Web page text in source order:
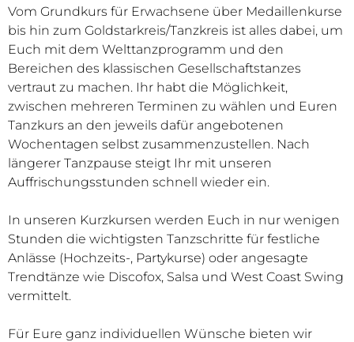
Vom Grundkurs für Erwachsene über Medaillenkurse
bis hin zum Goldstarkreis/Tanzkreis ist alles dabei, um
Euch mit dem Welttanzprogramm und den
Bereichen des klassischen Gesellschaftstanzes
vertraut zu machen. Ihr habt die Möglichkeit,
zwischen mehreren Terminen zu wählen und Euren
Tanzkurs an den jeweils dafür angebotenen
Wochentagen selbst zusammenzustellen. Nach
längerer Tanzpause steigt Ihr mit unseren
Auffrischungsstunden schnell wieder ein.
In unseren Kurzkursen werden Euch in nur wenigen
Stunden die wichtigsten Tanzschritte für festliche
Anlässe (Hochzeits-, Partykurse) oder angesagte
Trendtänze wie Discofox, Salsa und West Coast Swing
vermittelt.
Für Eure ganz individuellen Wünsche bieten wir